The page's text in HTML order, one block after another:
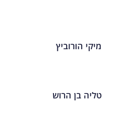
מיקי הורוביץ
טליה בן הרוש